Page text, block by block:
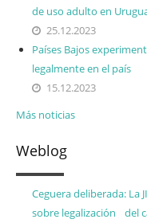
de uso adulto en
25.12.2023
Países Bajos
legalmente en el país
15.12.2023
Más noticias
Weblog
Ceguera deliberada: La
sobre legalización del